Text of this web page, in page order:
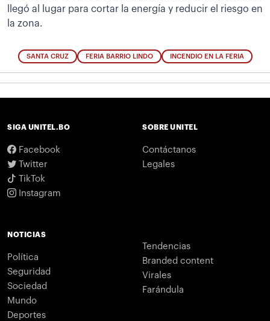
llegó al lugar para cortar la energía y reducir el riesgo en
la zona.
SANTA CRUZ FERIA BARRIO LINDO INCENDIO EN LA FERIA
SIGA UNITEL.BO
Facebook
Twitter
TikTok
Instagram
SOBRE UNITEL
Contáctanos
Legales
NOTICIAS
Política
Seguridad
Sociedad
Mundo
Deportes
Tendencias
Branded content
Virales
Farándula